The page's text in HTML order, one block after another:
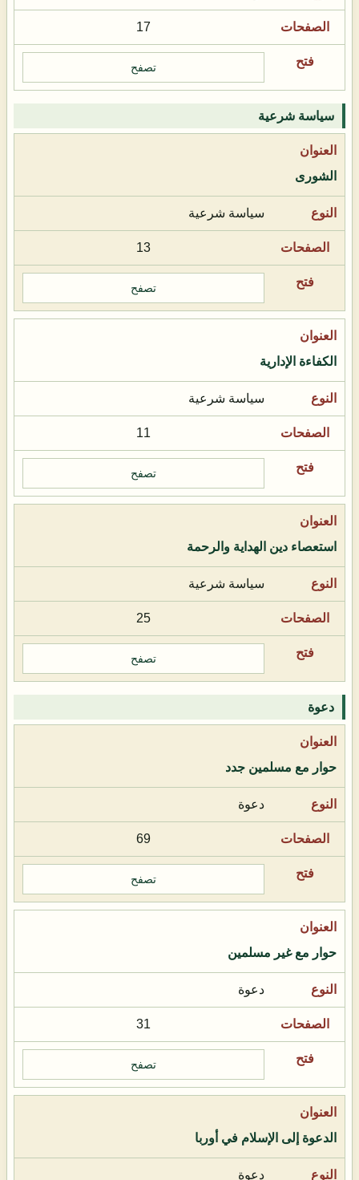
17
تصفح
سياسة شرعية
الشورى
سياسة شرعية
13
تصفح
الكفاءة الإدارية
سياسة شرعية
11
تصفح
استعصاء دين الهداية والرحمة
سياسة شرعية
25
تصفح
دعوة
حوار مع مسلمين جدد
دعوة
69
تصفح
حوار مع غير مسلمين
دعوة
31
تصفح
الدعوة إلى الإسلام في أوربا
دعوة